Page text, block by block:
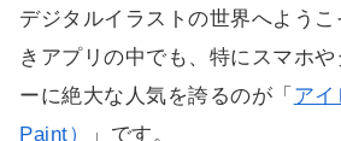
デジタルイラストの世界へよう
きアプリの中でも、特にスマホ
ーに絶大な人気を誇るのが「 ア
Paint）
」です。